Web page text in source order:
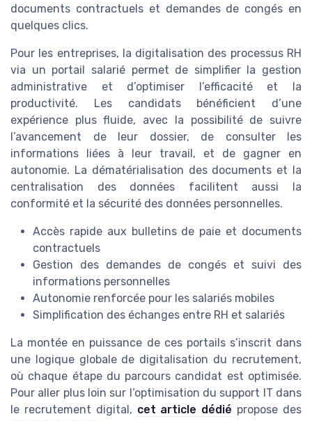
documents contractuels et demandes de congés en
quelques clics.
Pour les entreprises, la digitalisation des processus RH
via un portail salarié permet de simplifier la gestion
administrative et d’optimiser l’efficacité et la
productivité. Les candidats bénéficient d’une
expérience plus fluide, avec la possibilité de suivre
l’avancement de leur dossier, de consulter les
informations liées à leur travail, et de gagner en
autonomie. La dématérialisation des documents et la
centralisation des données facilitent aussi la
conformité et la sécurité des données personnelles.
Accès rapide aux bulletins de paie et documents
contractuels
Gestion des demandes de congés et suivi des
informations personnelles
Autonomie renforcée pour les salariés mobiles
Simplification des échanges entre RH et salariés
La montée en puissance de ces portails s’inscrit dans
une logique globale de digitalisation du recrutement,
où chaque étape du parcours candidat est optimisée.
Pour aller plus loin sur l’optimisation du support IT dans
le recrutement digital, cet article dédié propose des